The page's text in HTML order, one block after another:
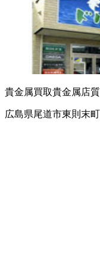
貴金属買取貴金属店
広島県尾道市東則末